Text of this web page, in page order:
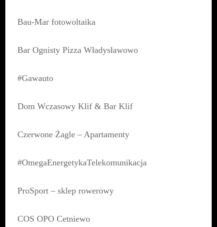
Bau-Mar fotowoltaika
Bar Ognisty Pizza Władysławowo
#Gawauto
Dom Wczasowy Klif & Bar Klif
Czerwone Żagle – Apartamenty
#OmegaEnergetykaTelekomunikacja
ProSport – sklep rowerowy
COS OPO Cetniewo